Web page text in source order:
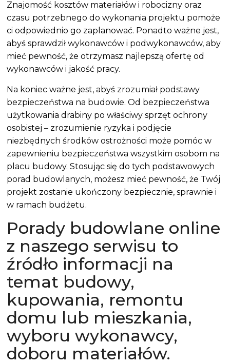
Znajomość kosztów materiałów i robocizny oraz
czasu potrzebnego do wykonania projektu pomoże
ci odpowiednio go zaplanować. Ponadto ważne jest,
abyś sprawdził wykonawców i podwykonawców, aby
mieć pewność, że otrzymasz najlepszą ofertę od
wykonawców i jakość pracy.
Na koniec ważne jest, abyś zrozumiał podstawy
bezpieczeństwa na budowie. Od bezpieczeństwa
użytkowania drabiny po właściwy sprzęt ochrony
osobistej – zrozumienie ryzyka i podjęcie
niezbędnych środków ostrożności może pomóc w
zapewnieniu bezpieczeństwa wszystkim osobom na
placu budowy. Stosując się do tych podstawowych
porad budowlanych, możesz mieć pewność, że Twój
projekt zostanie ukończony bezpiecznie, sprawnie i
w ramach budżetu.
Porady budowlane online
z naszego serwisu to
źródło informacji na
temat budowy,
kupowania, remontu
domu lub mieszkania,
wyboru wykonawcy,
doboru materiałów.